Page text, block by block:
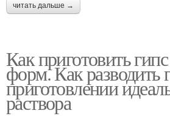
читать дальше →
Как приготовить
форм. Как разводить
приготовлении
раствора